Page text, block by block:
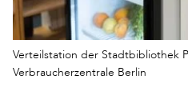
Verteilstation der Stadtbibliothek
Verbraucherzentrale Berlin